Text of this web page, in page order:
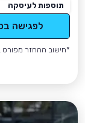
תוספות לעיסקה
לפגישה
*חישוב ההחזר מפורט